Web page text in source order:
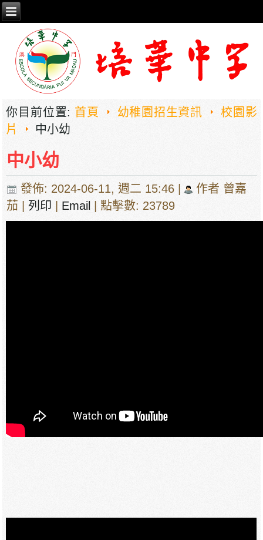
你目前位置: 首頁 幼稚園招生資訊
校園影
片
中小幼
中小幼
發佈: 2024-06-11, 週二 15:46 |
作者 曾嘉
茄 |列印 Email | 點擊數: 23789